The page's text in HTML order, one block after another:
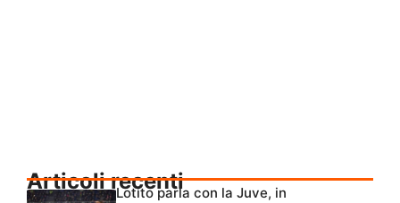
Articoli recentiLotito parla con la Juve, in